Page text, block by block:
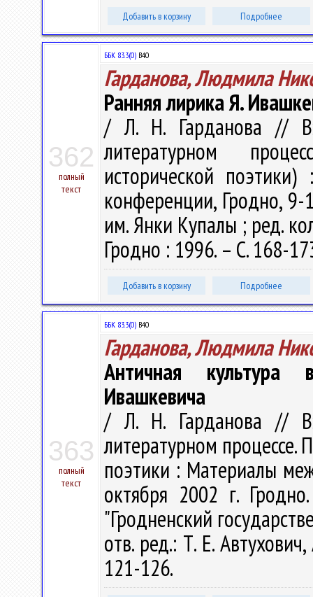
Добавить в корзину Подробнее
362
полный
текст
ББК 83.3(0) В40
Гарданова, Людмила
Ранняя лирика Я.
/ Л. Н. Гарданова //
литературном
исторической
конференции, Гродно, 9-
им. Янки Купалы ; ред.
Гродно : 1996. – С. 168-
Добавить в корзину Подробнее
363
полный
текст
ББК 83.3(0) В40
Гарданова, Людмила
Античная культура
Ивашкевича
/ Л. Н. Гарданова //
литературном процессе.
поэтики : Материалы
октября 2002 г.
"Гродненский
отв. ред.: Т. Е.
121-126.